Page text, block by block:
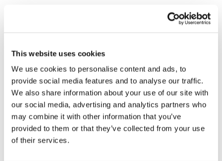
This website uses cookies
We use cookies to personalise content and ads, to
provide social media features and to analyse our traffic.
We also share information about your use of our site with
our social media, advertising and analytics partners who
may combine it with other information that you’ve
provided to them or that they’ve collected from your use
of their services.